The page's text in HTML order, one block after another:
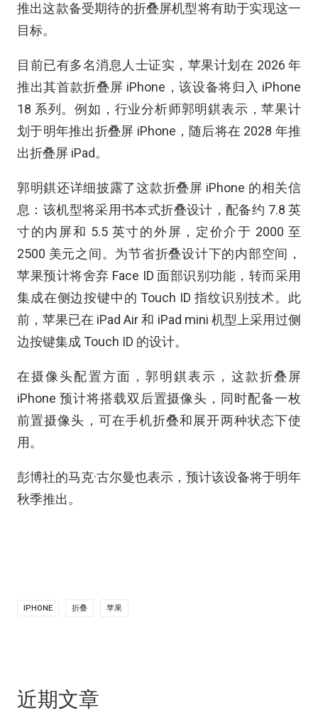
推出这款备受期待的折叠屏机型将有助于实现这一
目标。
目前已有多名消息人士证实，苹果计划在 2026 年
推出其首款折叠屏 iPhone，该设备将归入 iPhone
18 系列。例如，行业分析师郭明錤表示，苹果计
划于明年推出折叠屏 iPhone，随后将在 2028 年推
出折叠屏 iPad。
郭明錤还详细披露了这款折叠屏 iPhone 的相关信
息：该机型将采用书本式折叠设计，配备约 7.8 英
寸的内屏和 5.5 英寸的外屏，定价介于 2000 至
2500 美元之间。为节省折叠设计下的内部空间，
苹果预计将舍弃 Face ID 面部识别功能，转而采用
集成在侧边按键中的 Touch ID 指纹识别技术。此
前，苹果已在 iPad Air 和 iPad mini 机型上采用过侧
边按键集成 Touch ID 的设计。
在摄像头配置方面，郭明錤表示，这款折叠屏
iPhone 预计将搭载双后置摄像头，同时配备一枚
前置摄像头，可在手机折叠和展开两种状态下使
用。
彭博社的马克·古尔曼也表示，预计该设备将于明年
秋季推出。
IPHONE 折叠 苹果
近期文章